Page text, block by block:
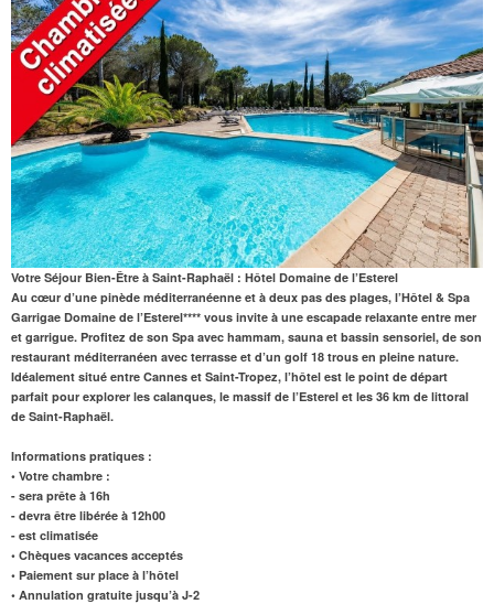
Votre Séjour Bien-Être à Saint-Raphaël : Hôtel Domaine de l’Esterel
Au cœur d’une pinède méditerranéenne et à deux pas des plages, l’Hôtel & Spa
Garrigae Domaine de l’Esterel**** vous invite à une escapade relaxante entre mer
et garrigue. Profitez de son Spa avec hammam, sauna et bassin sensoriel, de son
restaurant méditerranéen avec terrasse et d’un golf 18 trous en pleine nature.
Idéalement situé entre Cannes et Saint-Tropez, l’hôtel est le point de départ
parfait pour explorer les calanques, le massif de l’Esterel et les 36 km de littoral
de Saint-Raphaël.
Informations pratiques :
• Votre chambre :
- sera prête à 16h
- devra être libérée à 12h00
- est climatisée
• Chèques vacances acceptés
• Paiement sur place à l’hôtel
• Annulation gratuite jusqu’à J-2